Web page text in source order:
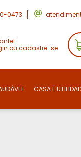
0473
ou cadastre-se
CASA E